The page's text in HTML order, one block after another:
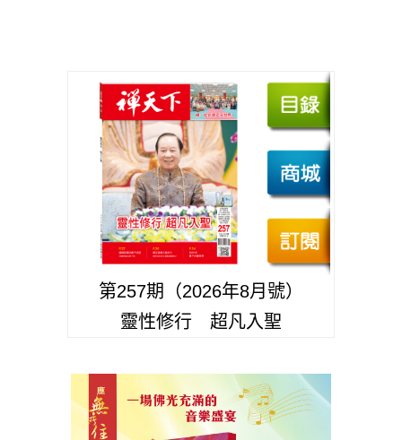
第257期（2026年8月號）
靈性修行 超凡入聖